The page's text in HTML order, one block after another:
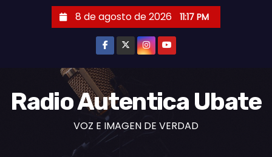
8 de agosto de 2026 11:17 PM
Radio Autentica Ubate
VOZ E IMAGEN DE VERDAD